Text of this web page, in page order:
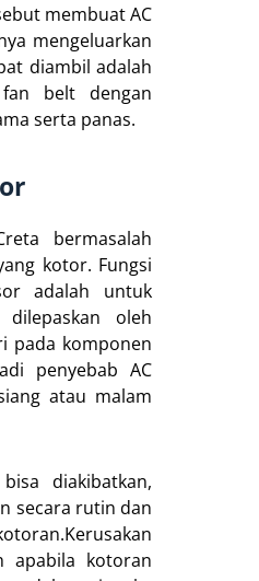
membuat AC
mengeluarkan
diambil adalah
fan belt dengan
serta panas.
bermasalah
kotor. Fungsi
adalah untuk
oleh
pada komponen
penyebab AC
atau malam
diakibatkan,
secara rutin dan
apabila kotoran